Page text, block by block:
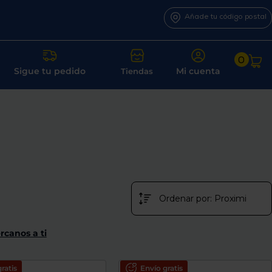
Añade tu código postal
Sigue tu pedido Tiendas Mi cuenta
0
a ti
Envío gratis